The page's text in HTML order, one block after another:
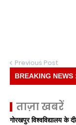
Previous Post
BREAKING NEWS
ताज़ा खबरें
गोरखपुर विश्वविद्यालय के